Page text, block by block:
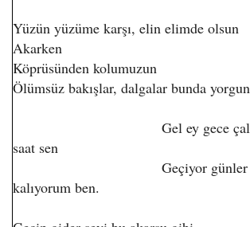
Yüzün yüzüme karşı, elin elimde olsun
Akarken
Köprüsünden kolumuzun
Ölümsüz bakışlar, dalgalar bunda yorgun
Gel ey gece çal
saat sen
Geçiyor günler
kalıyorum ben.